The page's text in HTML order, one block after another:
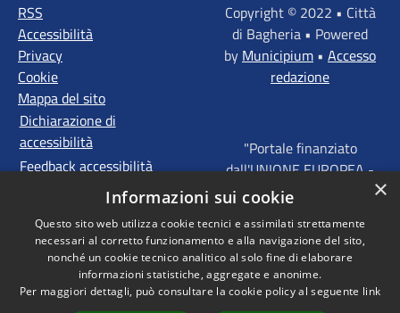
RSS
Accessibilità
Privacy
Cookie
Mappa del sito
Dichiarazione di
accessibilità
Feedback accessibilità
Copyright © 2022 • Città
di Bagheria • Powered
by Municipium • Accesso
redazione
"Portale finanziato
dall'UNIONE EUROPEA -
FONDI STRUTTURALI
EUROPEI - Programma
Operativo FESR Sicilia
2014 - 2020 Agenda
Urbana ITI "Palermo -
×
Informazioni sui cookie
Questo sito web utilizza cookie tecnici e assimilati strettamente
necessari al corretto funzionamento e alla navigazione del sito,
nonché un cookie tecnico analitico al solo fine di elaborare
informazioni statistiche, aggregate e anonime.
Per maggiori dettagli, può consultare la cookie policy al seguente link